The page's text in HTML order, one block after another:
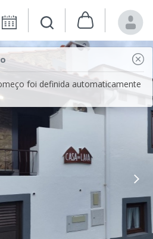
foi definida automaticamente